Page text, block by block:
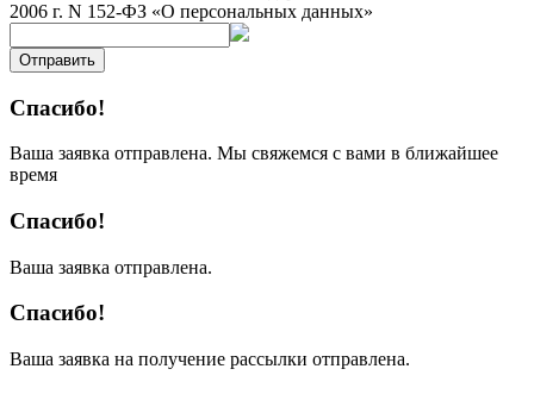
2006 г. N 152-ФЗ «О персональных данных»
Отправить
Спасибо!
Ваша заявка отправлена. Мы свяжемся с вами в ближайшее
время
Спасибо!
Ваша заявка отправлена.
Спасибо!
Ваша заявка на получение рассылки отправлена.